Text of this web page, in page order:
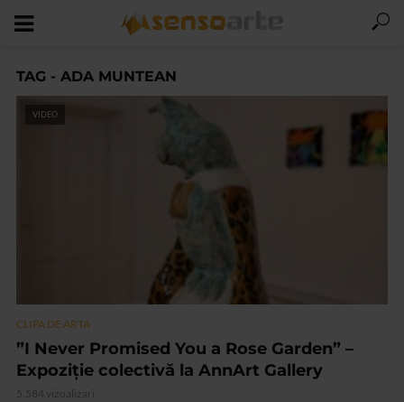
TAG - ADA MUNTEAN
VIDEO
CLIPA DE ARTA
”I Never Promised You a Rose Garden” –
Expoziție colectivă la AnnArt Gallery
5.584 vizualizari